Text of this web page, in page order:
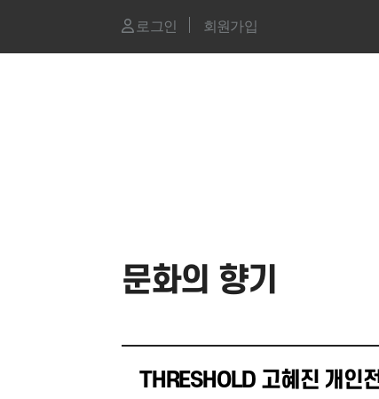
로그인 회원가입
문화의 향기
THRESHOLD 고혜진 개인